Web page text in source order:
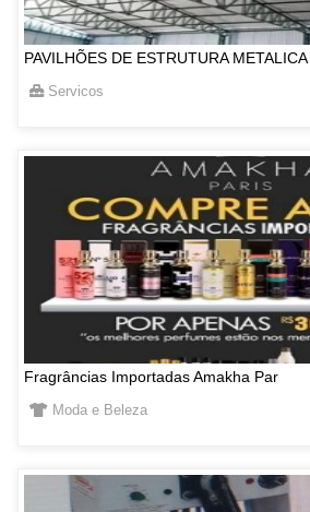
PAVILHÕES DE ESTRUTURA METALICA
Servicos
Fragrâncias Importadas Amakha Par
Moda e Beleza